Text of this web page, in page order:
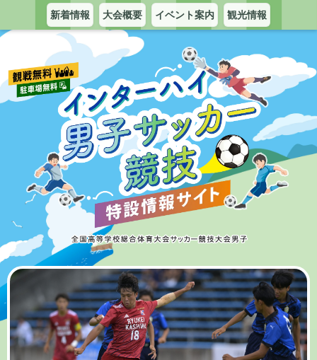
新着情報 大会概要 イベント案内 観光情報